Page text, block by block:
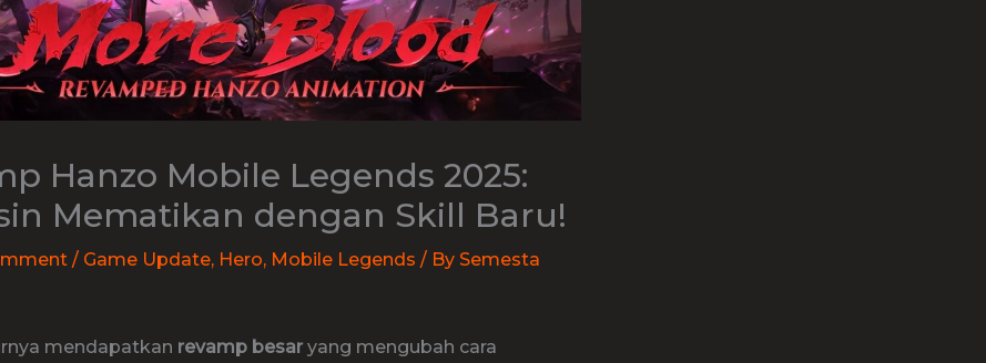
Hanzo Mobile Legends 2025:
Mematikan dengan Skill Baru!
/ Game Update, Hero, Mobile Legends / By Semesta
mendapatkan revamp besar yang mengubah cara